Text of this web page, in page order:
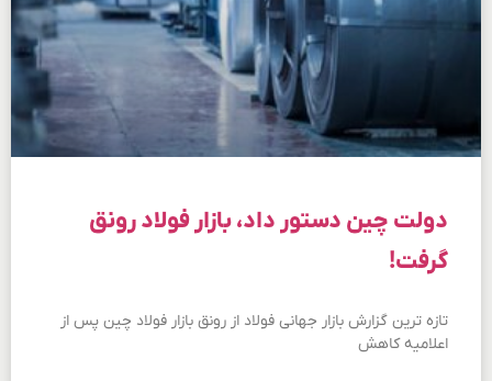
دولت چین دستور داد، بازار فولاد رونق
گرفت!
تازه ترین گزارش‌ بازار جهانی فولاد از رونق بازار فولاد چین پس از
اعلامیه کاهش